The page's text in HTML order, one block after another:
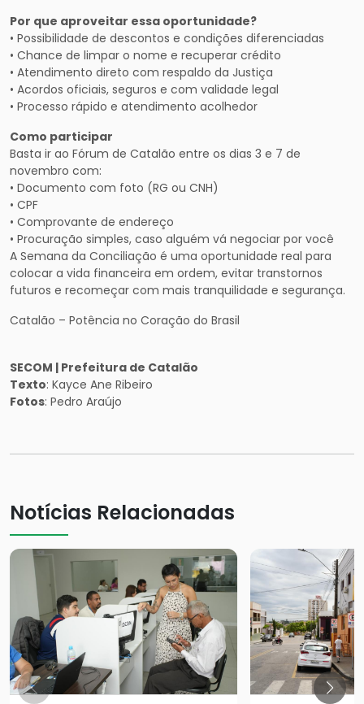
Por que aproveitar essa oportunidade?
• Possibilidade de descontos e condições diferenciadas
• Chance de limpar o nome e recuperar crédito
• Atendimento direto com respaldo da Justiça
• Acordos oficiais, seguros e com validade legal
• Processo rápido e atendimento acolhedor
Como participar
Basta ir ao Fórum de Catalão entre os dias 3 e 7 de
novembro com:
• Documento com foto (RG ou CNH)
• CPF
• Comprovante de endereço
• Procuração simples, caso alguém vá negociar por você
A Semana da Conciliação é uma oportunidade real para
colocar a vida financeira em ordem, evitar transtornos
futuros e recomeçar com mais tranquilidade e segurança.
Catalão – Potência no Coração do Brasil
SECOM | Prefeitura de Catalão
Texto: Kayce Ane Ribeiro
Fotos: Pedro Araújo
Notícias Relacionadas